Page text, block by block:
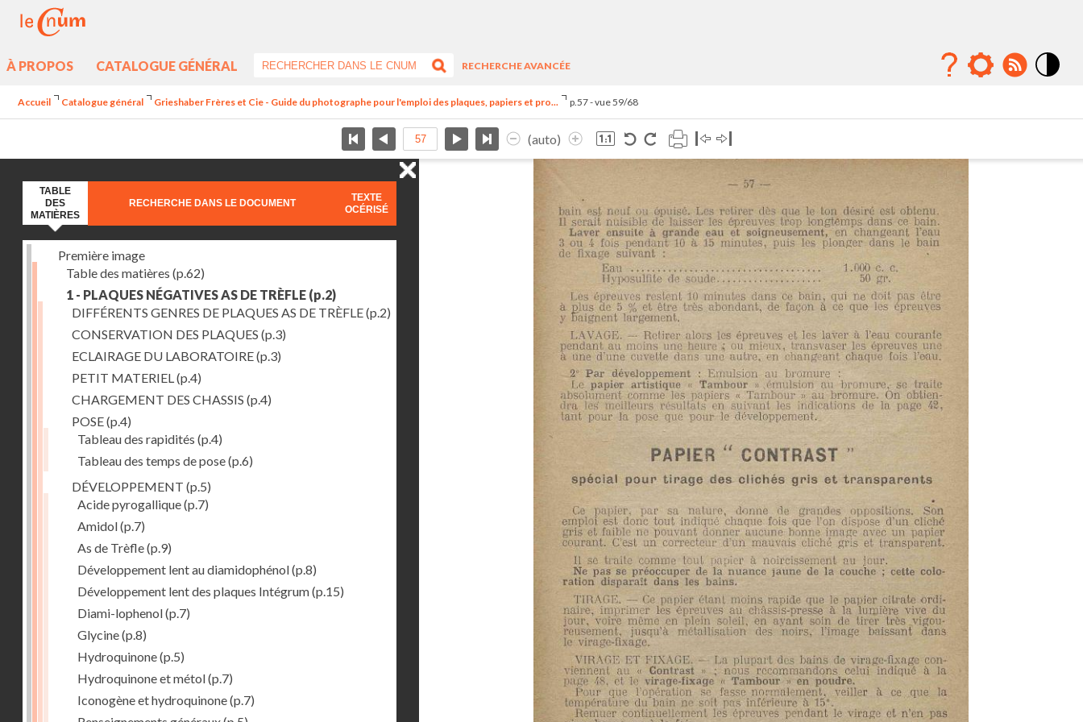
À PROPOS CATALOGUE GÉNÉRAL
RECHERCHE AVANCÉE
Accueil Catalogue général Grieshaber Frères et Cie - Guide du photographe pour l'emploi des plaques, papiers et pro... p.57 - vue 59/68
(auto)
TABLE
DES
MATIÈRES
RECHERCHE DANS LE DOCUMENT
TEXTE
OCÉRISÉ
Première image
Table des matières (p.62)
1 - PLAQUES NÉGATIVES AS DE TRÈFLE (p.2)
DIFFÉRENTS GENRES DE PLAQUES AS DE TRÈFLE(p.2)
CONSERVATION DES PLAQUES (p.3)
ECLAIRAGE DU LABORATOIRE(p.3)
PETIT MATERIEL(p.4)
CHARGEMENT DES CHASSIS (p.4)
POSE(p.4)
Tableau des rapidités (p.4)
Tableau des temps de pose(p.6)
DÉVELOPPEMENT (p.5)
Acide pyrogallique(p.7)
Amidol(p.7)
As de Trèfle(p.9)
Développement lent au diamidophénol(p.8)
Développement lent des plaques Intégrum(p.15)
Diami-lophenol(p.7)
Glycine(p.8)
Hydroquinone(p.5)
Hydroquinone et métol(p.7)
Iconogène et hydroquinone(p.7)